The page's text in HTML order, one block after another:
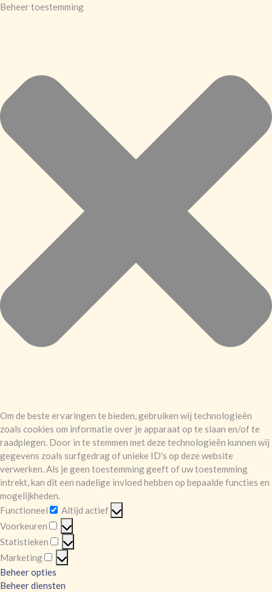
Beheer toestemming
Om de beste ervaringen te bieden, gebruiken wij technologieën
zoals cookies om informatie over je apparaat op te slaan en/of te
raadplegen. Door in te stemmen met deze technologieën kunnen wij
gegevens zoals surfgedrag of unieke ID's op deze website
verwerken. Als je geen toestemming geeft of uw toestemming
intrekt, kan dit een nadelige invloed hebben op bepaalde functies en
mogelijkheden.
Functioneel
Functioneel
Altijd actief
Voorkeuren
Voorkeuren
Statistieken
Statistieken
Marketing
Marketing
Beheer opties
Beheer diensten